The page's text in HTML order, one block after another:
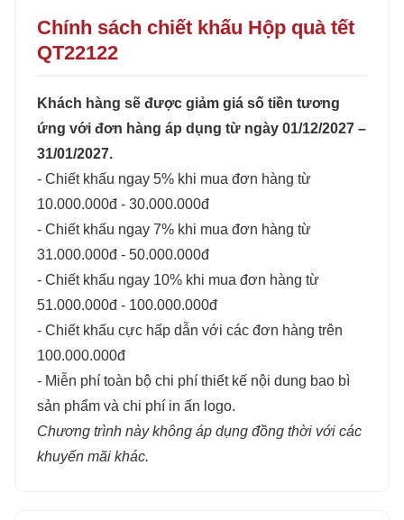
Chính sách chiết khấu Hộp quà tết
QT22122
Khách hàng sẽ được giảm giá số tiền tương
ứng với đơn hàng áp dụng từ ngày 01/12/2027 –
31/01/2027.
- Chiết khấu ngay 5% khi mua đơn hàng từ
10.000.000đ - 30.000.000đ
- Chiết khấu ngay 7% khi mua đơn hàng từ
31.000.000đ - 50.000.000đ
- Chiết khấu ngay 10% khi mua đơn hàng từ
51.000.000đ - 100.000.000đ
- Chiết khấu cực hấp dẫn với các đơn hàng trên
100.000.000đ
- Miễn phí toàn bộ chi phí thiết kế nội dung bao bì
sản phẩm và chi phí in ấn logo.
Chương trình này không áp dụng đồng thời với các
khuyến mãi khác.